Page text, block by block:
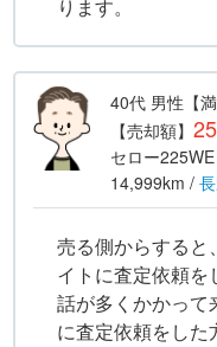
ります。
40代 男性 【
【売却額】
セロー225WE
14,999km /
売る側からすると
イトに査定依頼
話が多くかかって
に査定依頼をした